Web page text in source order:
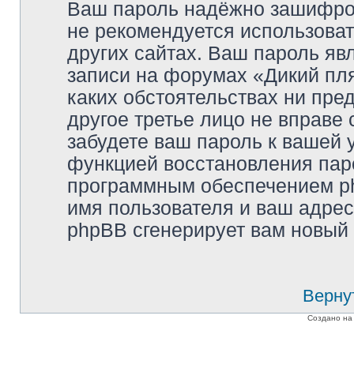
Ваш пароль надёжно
не рекомендуется
других сайтах. Ваш пароль
записи на форумах «Дикий
каких обстоятельствах ни
другое третье лицо не
забудете ваш пароль к вашей
функцией восстановления
программным обеспечением
имя пользователя и ваш
phpBB сгенерирует вам
Создано